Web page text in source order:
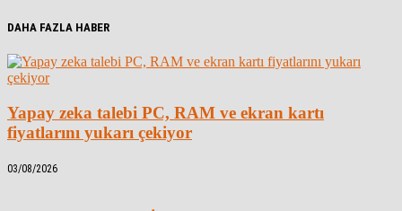
DAHA FAZLA HABER
Yapay zeka talebi PC, RAM ve ekran kartı
fiyatlarını yukarı çekiyor
03/08/2026